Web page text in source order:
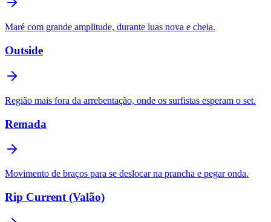
Maré com grande amplitude, durante luas nova e cheia.
Outside
Região mais fora da arrebentação, onde os surfistas esperam o set.
Remada
Movimento de braços para se deslocar na prancha e pegar onda.
Rip Current (Valão)